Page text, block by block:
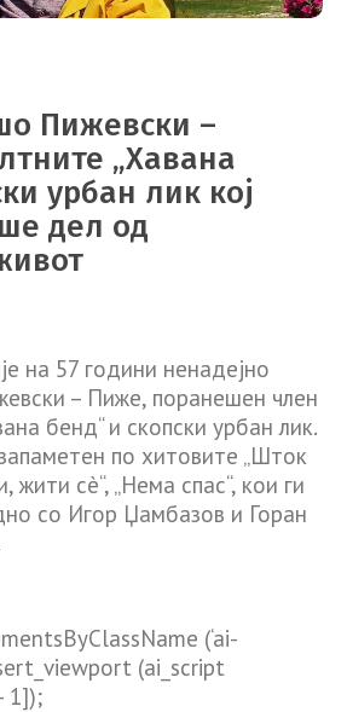
Пижевски –
„Хавана
урбан лик кој
дел од
на 57 години ненадејно
– Пиже, поранешен член
бенд“ и скопски урбан лик.
по хитовите „Шток
жити сè“, „Нема спас“, кои ги
со Игор Џамбазов и Горан
(‘ai-
(ai_script
1]);